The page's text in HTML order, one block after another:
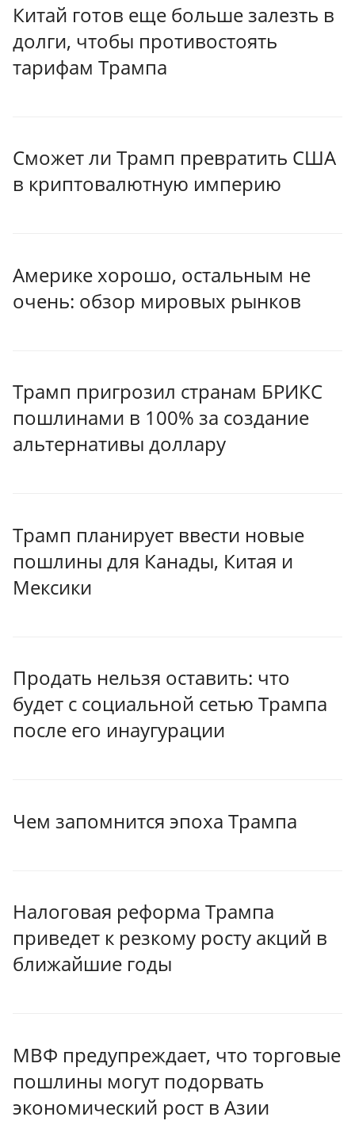
Китай готов еще больше залезть в
долги, чтобы противостоять
тарифам Трампа
Сможет ли Трамп превратить США
в криптовалютную империю
Америке хорошо, остальным не
очень: обзор мировых рынков
Трамп пригрозил странам БРИКС
пошлинами в 100% за создание
альтернативы доллару
Трамп планирует ввести новые
пошлины для Канады, Китая и
Мексики
Продать нельзя оставить: что
будет с социальной сетью Трампа
после его инаугурации
Чем запомнится эпоха Трампа
Налоговая реформа Трампа
приведет к резкому росту акций в
ближайшие годы
МВФ предупреждает, что торговые
пошлины могут подорвать
экономический рост в Азии